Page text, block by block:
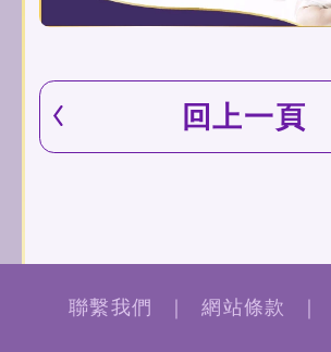
回上一頁
聯繫我們 ｜ 網站條款 ｜